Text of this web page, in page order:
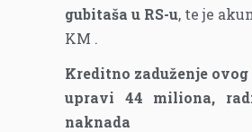
gubitaša u RS-u, te je
KM .
Kreditno zaduženje
upravi 44 miliona,
naknada